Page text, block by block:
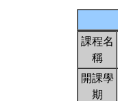
課程名
稱
開課學
期